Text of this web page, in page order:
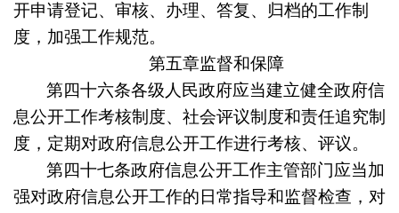
开申请登记、审核、办理、答复、归档的工作制
度，加强工作规范。
第五章监督和保障
第四十六条各级人民政府应当建立健全政府信
息公开工作考核制度、社会评议制度和责任追究制
度，定期对政府信息公开工作进行考核、评议。
第四十七条政府信息公开工作主管部门应当加
强对政府信息公开工作的日常指导和监督检查，对